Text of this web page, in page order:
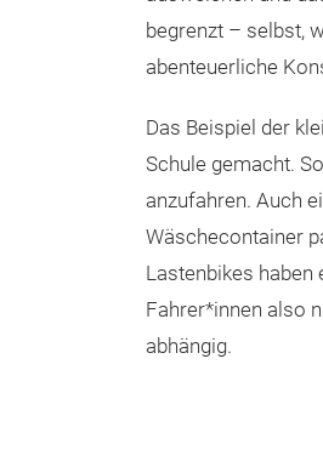
begrenzt – selbst,
abenteuerliche
Das Beispiel der
Schule gemacht.
anzufahren. Auch
Wäschecontainer
Lastenbikes haben
Fahrer*innen also
abhängig.